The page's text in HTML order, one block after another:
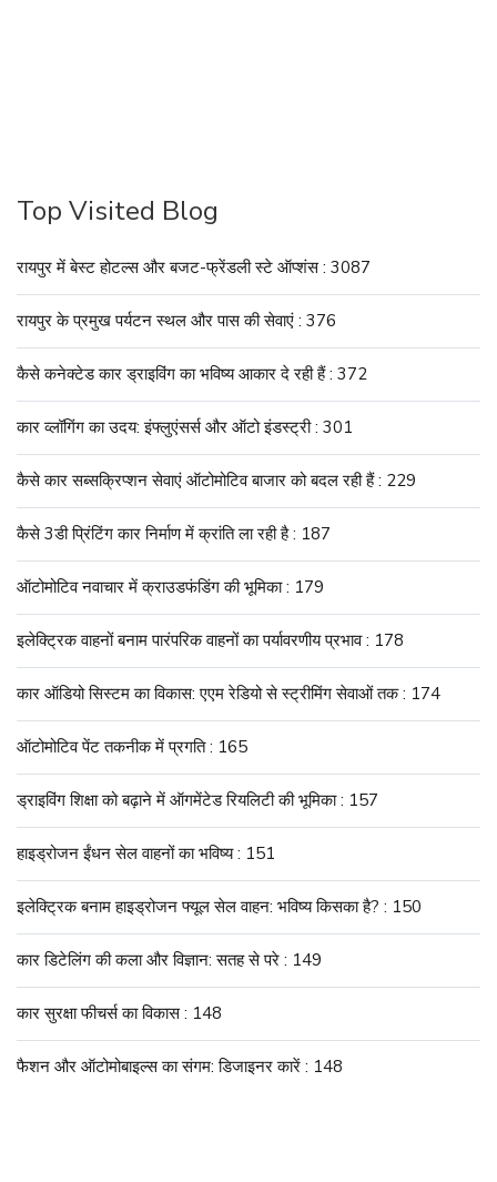
Top Visited Blog
रायपुर में बेस्ट होटल्स और बजट-फ्रेंडली स्टे ऑप्शंस : 3087
रायपुर के प्रमुख पर्यटन स्थल और पास की सेवाएं : 376
कैसे कनेक्टेड कार ड्राइविंग का भविष्य आकार दे रही हैं : 372
कार व्लॉगिंग का उदय: इंफ्लुएंसर्स और ऑटो इंडस्ट्री : 301
कैसे कार सब्सक्रिप्शन सेवाएं ऑटोमोटिव बाजार को बदल रही हैं : 229
कैसे 3डी प्रिंटिंग कार निर्माण में क्रांति ला रही है : 187
ऑटोमोटिव नवाचार में क्राउडफंडिंग की भूमिका : 179
इलेक्ट्रिक वाहनों बनाम पारंपरिक वाहनों का पर्यावरणीय प्रभाव : 178
कार ऑडियो सिस्टम का विकास: एएम रेडियो से स्ट्रीमिंग सेवाओं तक : 174
ऑटोमोटिव पेंट तकनीक में प्रगति : 165
ड्राइविंग शिक्षा को बढ़ाने में ऑगमेंटेड रियलिटी की भूमिका : 157
हाइड्रोजन ईंधन सेल वाहनों का भविष्य : 151
इलेक्ट्रिक बनाम हाइड्रोजन फ्यूल सेल वाहन: भविष्य किसका है? : 150
कार डिटेलिंग की कला और विज्ञान: सतह से परे : 149
कार सुरक्षा फीचर्स का विकास : 148
फैशन और ऑटोमोबाइल्स का संगम: डिजाइनर कारें : 148